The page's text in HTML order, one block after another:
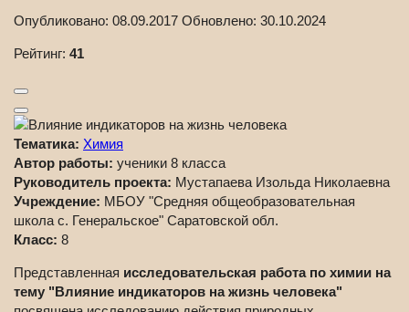
Опубликовано: 08.09.2017 Обновлено: 30.10.2024
Рейтинг: 41
Тематика: Химия
Автор работы: ученики 8 класса
Руководитель проекта: Мустапаева Изольда Николаевна
Учреждение: МБОУ "Средняя общеобразовательная
школа с. Генеральское" Саратовской обл.
Класс: 8
Представленная исследовательская работа по химии на
тему "Влияние индикаторов на жизнь человека"